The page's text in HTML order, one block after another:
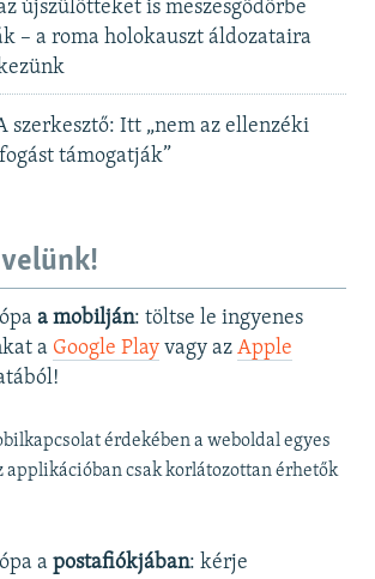
újszülötteket is meszesgödörbe
– a roma holokauszt áldozataira
szerkesztő: Itt „nem az ellenzéki
támogatják”
a mobilján: töltse le ingyenes
a Google Playvagy az Apple
érdekében a weboldal egyes
applikációban csak korlátozottan érhetők
a postafiókjában: kérje